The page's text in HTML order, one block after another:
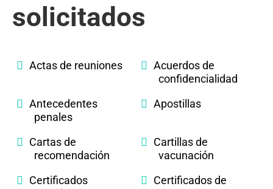
solicitados
Actas de reuniones
Acuerdos de
confidencialidad
Antecedentes
penales
Apostillas
Cartas de
recomendación
Cartillas de
vacunación
Certificados
Certificados de